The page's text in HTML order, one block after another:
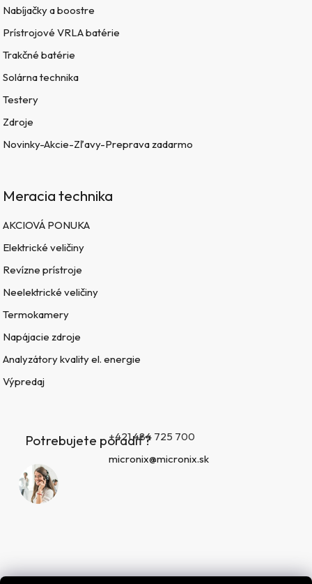
Nabíjačky a boostre
Prístrojové VRLA batérie
Trakčné batérie
Solárna technika
Testery
Zdroje
Novinky-Akcie-Zľavy-Preprava zadarmo
Meracia technika
AKCIOVÁ PONUKA
Elektrické veličiny
Revízne prístroje
Neelektrické veličiny
Termokamery
Napájacie zdroje
Analyzátory kvality el. energie
Výpredaj
Potrebujete poradiť?+421 484 725 700
micronix@micronix.sk